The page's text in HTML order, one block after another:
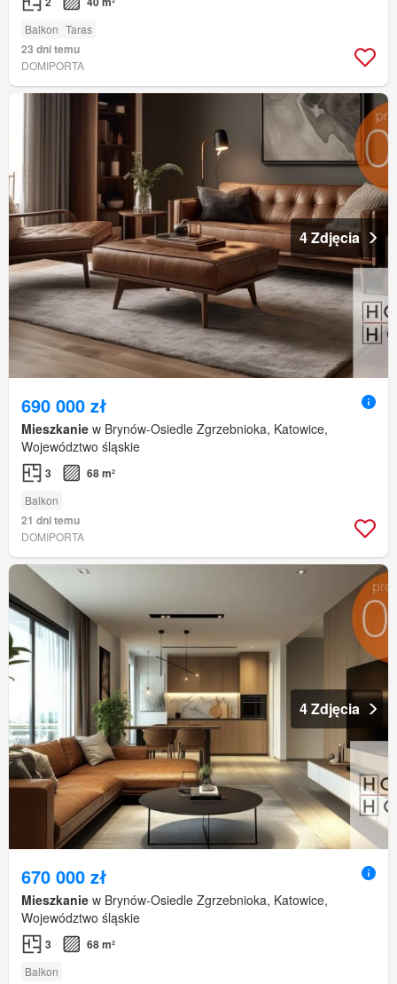
Balkon Taras
23 dni temu
DOMIPORTA
4 Zdjęcia
690 000 zł
Mieszkanie w Brynów-Osiedle Zgrzebnioka, Katowice,
Województwo śląskie
3 68 m²
Balkon
21 dni temu
DOMIPORTA
4 Zdjęcia
670 000 zł
Mieszkanie w Brynów-Osiedle Zgrzebnioka, Katowice,
Województwo śląskie
3 68 m²
Balkon